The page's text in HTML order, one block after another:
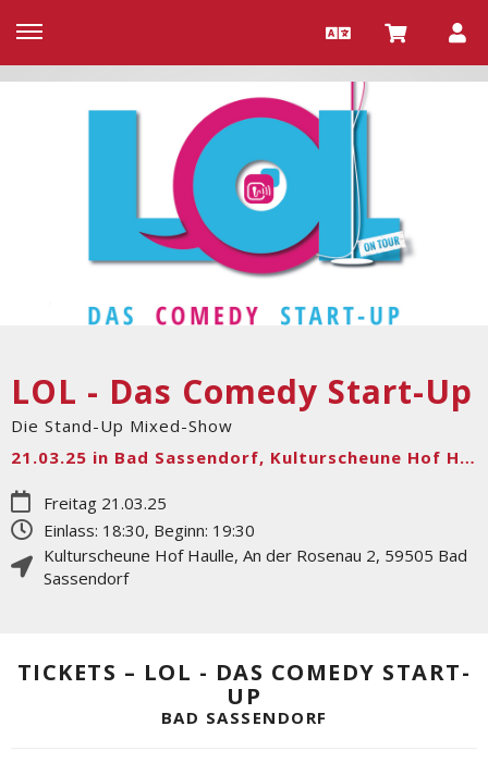
LOL - Das Comedy Start-Up
Die Stand-Up Mixed-Show
21.03.25 in Bad Sassendorf, Kulturscheune Hof Haulle
Freitag 21.03.25
Einlass: 18:30, Beginn: 19:30
Kulturscheune Hof Haulle, An der Rosenau 2, 59505 Bad
Sassendorf
TICKETS – LOL - DAS COMEDY START-
UP
BAD SASSENDORF